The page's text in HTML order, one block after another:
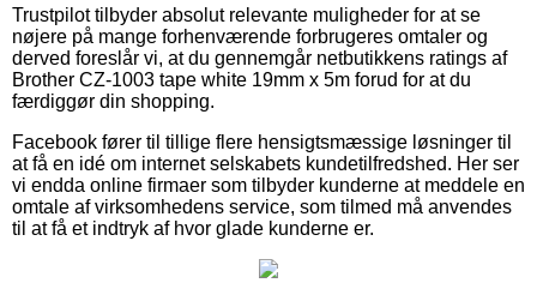
Trustpilot tilbyder absolut relevante muligheder for at se
nøjere på mange forhenværende forbrugeres omtaler og
derved foreslår vi, at du gennemgår netbutikkens ratings af
Brother CZ-1003 tape white 19mm x 5m forud for at du
færdiggør din shopping.
Facebook fører til tillige flere hensigtsmæssige løsninger til
at få en idé om internet selskabets kundetilfredshed. Her ser
vi endda online firmaer som tilbyder kunderne at meddele en
omtale af virksomhedens service, som tilmed må anvendes
til at få et indtryk af hvor glade kunderne er.